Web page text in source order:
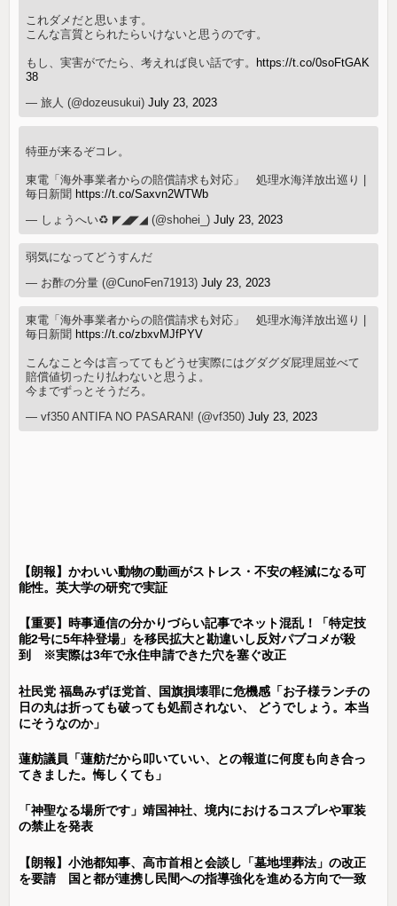
これダメだと思います。
こんな言質とられたらいけないと思うのです。
もし、実害がでたら、考えれば良い話です。 https://t.co/0soFtGAK
38
— 旅人 (@dozeusukui)July 23, 2023
特亜が来るぞコレ。
東電「海外事業者からの賠償請求も対応」 処理水海洋放出巡り |
毎日新聞 https://t.co/Saxvn2WTWb
— しょうへい♻️ ◤◢◤◢ (@shohei_)July 23, 2023
弱気になってどうすんだ
— お酢の分量 (@CunoFen71913)July 23, 2023
東電「海外事業者からの賠償請求も対応」 処理水海洋放出巡り |
毎日新聞 https://t.co/zbxvMJfPYV
こんなこと今は言っててもどうせ実際にはグダグダ屁理屈並べて
賠償値切ったり払わないと思うよ。
今までずっとそうだろ。
— vf350 ANTIFA NO PASARAN! (@vf350)July 23, 2023
【朗報】かわいい動物の動画がストレス・不安の軽減になる可
能性。英大学の研究で実証
【重要】時事通信の分かりづらい記事でネット混乱！「特定技
能2号に5年枠登場」を移民拡大と勘違いし反対パブコメが殺
到 ※実際は3年で永住申請できた穴を塞ぐ改正
社民党 福島みずほ党首、国旗損壊罪に危機感「お子様ランチの
日の丸は折っても破っても処罰されない、 どうでしょう。本当
にそうなのか」
蓮舫議員「蓮舫だから叩いていい、との報道に何度も向き合っ
てきました。悔しくても」
「神聖なる場所です」靖国神社、境内におけるコスプレや軍装
の禁止を発表
【朗報】小池都知事、高市首相と会談し「墓地埋葬法」の改正
を要請 国と都が連携し民間への指導強化を進める方向で一致